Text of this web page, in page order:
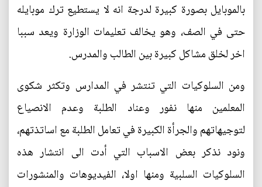
بالموبايل بصورة كبيرة لدرجة انه لا يستطيع ترك موبايله
حتى في الصف، وهو يخالف تعليمات الوزارة ويعد سببا
اخر لخلق مشاكل كبيرة بين الطالب والمدرس.
ومن السلوكيات التي تنتشر في المدارس وتكثر شكوى
المعلمين منها نفور وعناد الطلبة وعدم الانصياع
لتوجيهاتهم والجرأة الكبيرة في تعامل الطلبة مع اساتذتهم،
ونود نذكر بعض الاسباب التي أدت الى انتشار هذه
السلوكيات السلبية ومنها اولا، الفيديوهات والمنشورات